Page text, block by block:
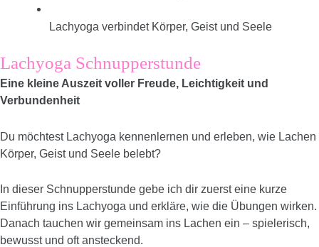
Lachyoga verbindet Körper, Geist und Seele
Lachyoga Schnupperstunde
Eine kleine Auszeit voller Freude, Leichtigkeit und
Verbundenheit
Du möchtest Lachyoga kennenlernen und erleben, wie Lachen
Körper, Geist und Seele belebt?
In dieser Schnupperstunde gebe ich dir zuerst eine kurze
Einführung ins Lachyoga und erkläre, wie die Übungen wirken.
Danach tauchen wir gemeinsam ins Lachen ein – spielerisch,
bewusst und oft ansteckend.